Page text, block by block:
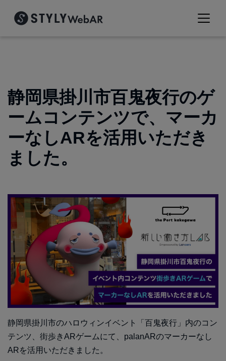
静岡県掛川市百鬼夜行のゲ
ームコンテンツで、マーカ
ーなしARを活用いただき
ました。
静岡県掛川市のハロウィンイベント「百鬼夜行」内のコン
テンツ、街歩きARゲームにて、palanARのマーカーなし
ARを活用いただきました。